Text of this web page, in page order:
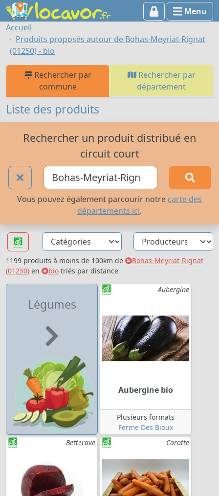
Menu
Accueil
Produits proposés autour de Bohas-Meyriat-Rignat
(01250) - bio
Rechercher par
commune
Rechercher par
département
Liste des produits
Rechercher un produit distribué en
circuit court
Vous pouvez également parcourir notre carte des
départements ici.
1199 produits à moins de 100km de
Bohas-Meyriat-Rignat
(01250) en bio triés par distance
Légumes
Aubergine
Aubergine bio
Plusieurs formats
Ferme Des Bioux
Betterave
Carotte